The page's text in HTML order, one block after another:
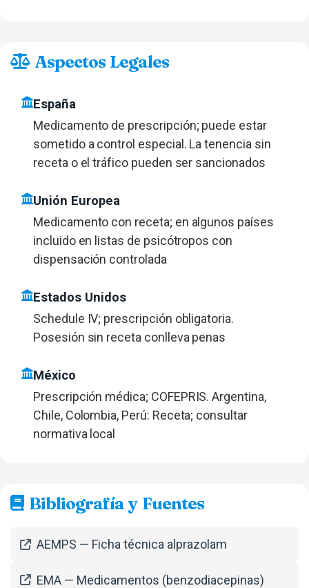
Aspectos Legales
España
Medicamento de prescripción; puede estar
sometido a control especial. La tenencia sin
receta o el tráfico pueden ser sancionados
Unión Europea
Medicamento con receta; en algunos países
incluido en listas de psicótropos con
dispensación controlada
Estados Unidos
Schedule IV; prescripción obligatoria.
Posesión sin receta conlleva penas
México
Prescripción médica; COFEPRIS. Argentina,
Chile, Colombia, Perú: Receta; consultar
normativa local
Bibliografía y Fuentes
AEMPS — Ficha técnica alprazolam
EMA — Medicamentos (benzodiacepinas)